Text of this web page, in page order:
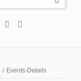
/ Events-Details